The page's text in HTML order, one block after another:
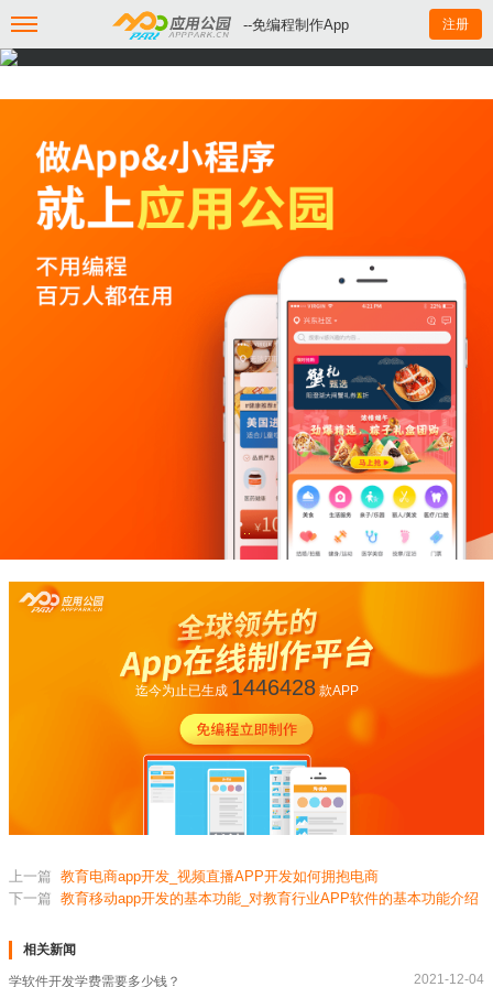
--免编程制作App 注册
迄今为止已生成 1446428款APP
上一篇 教育电商app开发_视频直播APP开发如何拥抱电商
下一篇 教育移动app开发的基本功能_对教育行业APP软件的基本功能介绍
相关新闻
学软件开发学费需要多少钱？ 2021-12-04